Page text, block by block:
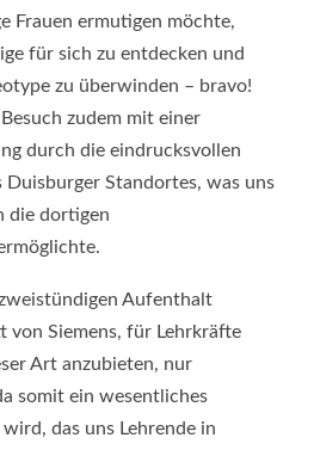
Frauen ermutigen möchte,
für sich zu entdecken und
zu überwinden – bravo!
zudem mit einer
durch die eindrucksvollen
Duisburger Standortes, was uns
die dortigen
Aufenthalt
von Siemens, für Lehrkräfte
Art anzubieten, nur
somit ein wesentliches
das uns Lehrende in